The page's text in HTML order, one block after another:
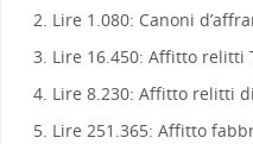
Lire 1.080: Canoni
Lire 16.450: Affitto relitti
Lire 8.230: Affitto relitti
Lire 251.365: Affitto